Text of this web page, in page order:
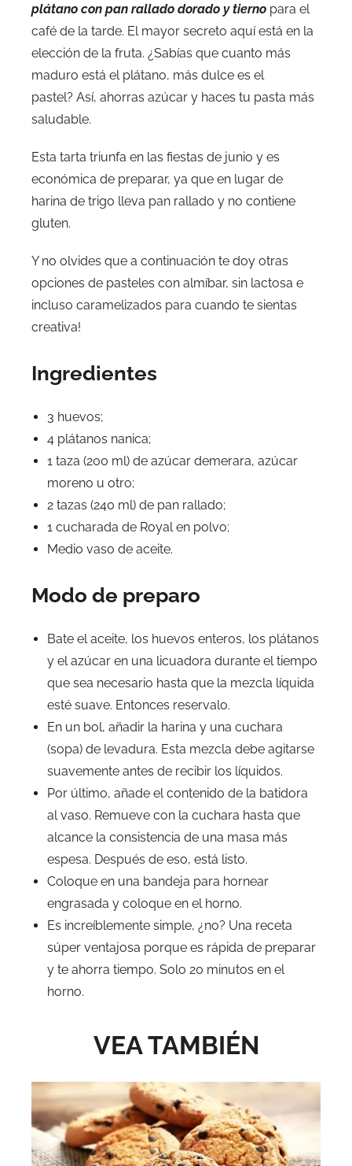
plátano con pan rallado dorado y tierno para el
café de la tarde. El mayor secreto aquí está en la
elección de la fruta. ¿Sabías que cuanto más
maduro está el plátano, más dulce es el
pastel? Así, ahorras azúcar y haces tu pasta más
saludable.
Esta tarta triunfa en las fiestas de junio y es
económica de preparar, ya que en lugar de
harina de trigo lleva pan rallado y no contiene
gluten.
Y no olvides que a continuación te doy otras
opciones de pasteles con almíbar, sin lactosa e
incluso caramelizados para cuando te sientas
creativa!
Ingredientes
3 huevos;
4 plátanos nanica;
1 taza (200 ml) de azúcar demerara, azúcar
moreno u otro;
2 tazas (240 ml) de pan rallado;
1 cucharada de Royal en polvo;
Medio vaso de aceite.
Modo de preparo
Bate el aceite, los huevos enteros, los plátanos
y el azúcar en una licuadora durante el tiempo
que sea necesario hasta que la mezcla líquida
esté suave. Entonces reservalo.
En un bol, añadir la harina y una cuchara
(sopa) de levadura. Esta mezcla debe agitarse
suavemente antes de recibir los líquidos.
Por último, añade el contenido de la batidora
al vaso. Remueve con la cuchara hasta que
alcance la consistencia de una masa más
espesa. Después de eso, está listo.
Coloque en una bandeja para hornear
engrasada y coloque en el horno.
Es increíblemente simple, ¿no? Una receta
súper ventajosa porque es rápida de preparar
y te ahorra tiempo. Solo 20 minutos en el
horno.
VEA TAMBIÉN